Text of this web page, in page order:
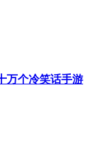
万个冷笑话手游